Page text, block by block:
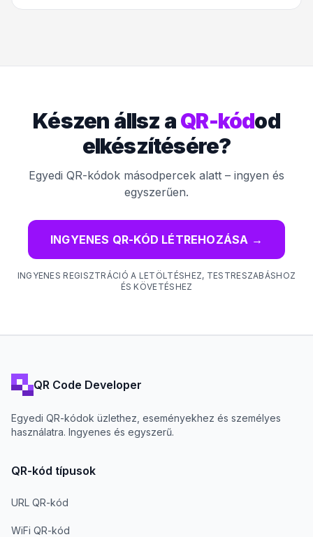
Készen állsz aQR-kódod
elkészítésére?
Egyedi QR-kódok másodpercek alatt – ingyen és
egyszerűen.
INGYENES QR-KÓD LÉTREHOZÁSA →
INGYENES REGISZTRÁCIÓ A LETÖLTÉSHEZ, TESTRESZABÁSHOZ
ÉS KÖVETÉSHEZ
QR Code Developer
Egyedi QR-kódok üzlethez, eseményekhez és személyes
használatra. Ingyenes és egyszerű.
QR-kód típusok
URL QR-kód
WiFi QR-kód